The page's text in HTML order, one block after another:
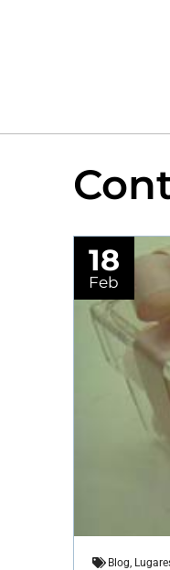
Blog
18
Feb